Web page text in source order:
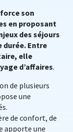
son
en proposant
des séjours
durée. Entre
elle
d’affaires.
de plusieurs
une
de confort, de
apporte une